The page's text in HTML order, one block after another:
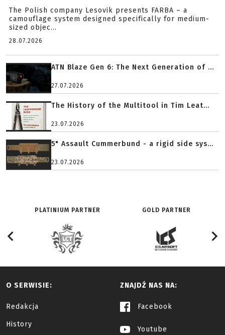
The Polish company Lesovik presents FARBA – a
camouflage system designed specifically for medium-
sized objec...
28.07.2026
ATN Blaze Gen 6: The Next Generation of ...
27.07.2026
The History of the Multitool in Tim Leat...
23.07.2026
5" Assault Cummerbund - a rigid side sys...
23.07.2026
PLATINIUM PARTNER GOLD PARTNER
O SERWISIE:
Redakcja
History
ZNAJDŹ NAS NA:
Facebook
Youtube